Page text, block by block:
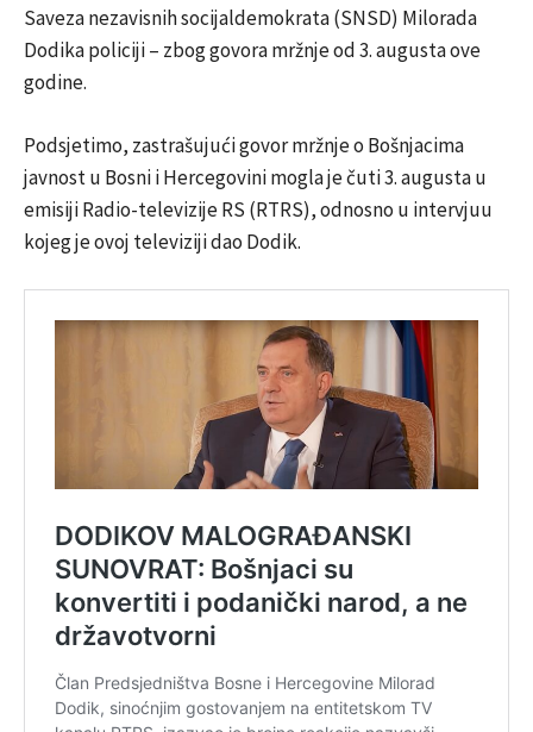
Saveza nezavisnih socijaldemokrata (SNSD) Milorada
Dodika policiji – zbog govora mržnje od 3. augusta ove
godine.
Podsjetimo, zastrašujući govor mržnje o Bošnjacima
javnost u Bosni i Hercegovini mogla je čuti 3. augusta u
emisiji Radio-televizije RS (RTRS), odnosno u intervjuu
kojeg je ovoj televiziji dao Dodik.